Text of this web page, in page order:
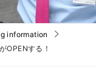
information
する！